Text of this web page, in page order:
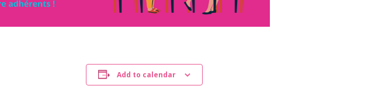
Add to calendar